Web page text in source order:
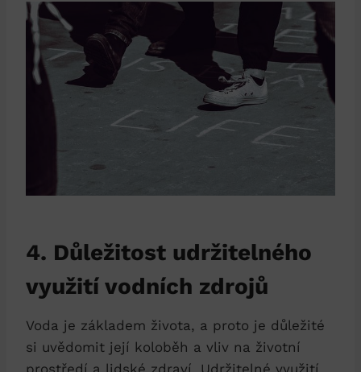
4. Důležitost udržitelného
využití vodních zdrojů
Voda je základem života, a proto je důležité
si uvědomit její koloběh a vliv na životní
prostředí a lidské zdraví. Udržitelné využití